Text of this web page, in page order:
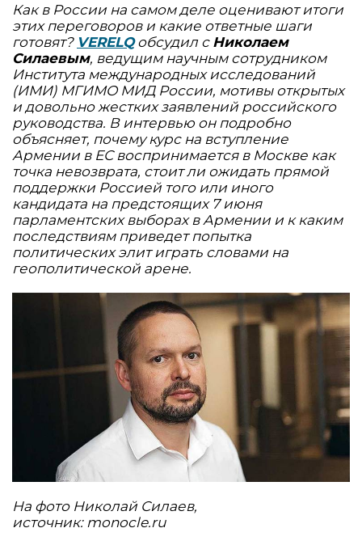
Как в России на самом деле оценивают итоги
этих переговоров и какие ответные шаги
готовят? VERELQобсудил с Николаем
Силаевым, ведущим научным сотрудником
Института международных исследований
(ИМИ) МГИМО МИД России, мотивы открытых
и довольно жестких заявлений российского
руководства. В интервью он подробно
объясняет, почему курс на вступление
Армении в ЕС воспринимается в Москве как
точка невозврата, стоит ли ожидать прямой
поддержки Россией того или иного
кандидата на предстоящих 7 июня
парламентских выборах в Армении и к каким
последствиям приведет попытка
политических элит играть словами на
геополитической арене.
На фото Николай Силаев,
источник: monocle.ru